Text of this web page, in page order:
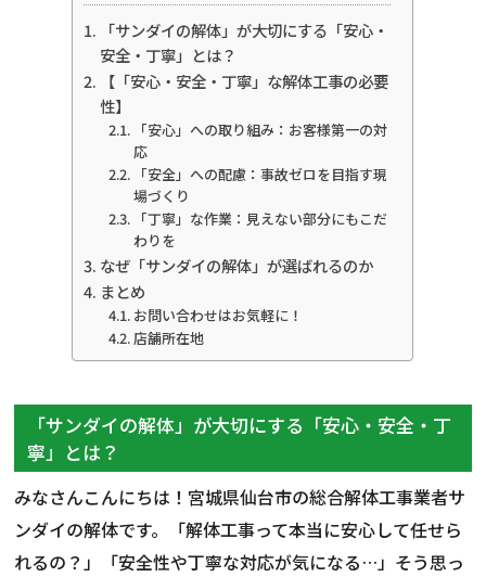
「サンダイの解体」が大切にする「安心・
安全・丁寧」とは？
【「安心・安全・丁寧」な解体工事の必要
性】
「安心」への取り組み：お客様第一の対
応
「安全」への配慮：事故ゼロを目指す現
場づくり
「丁寧」な作業：見えない部分にもこだ
わりを
なぜ「サンダイの解体」が選ばれるのか
まとめ
お問い合わせはお気軽に！
店舗所在地
「サンダイの解体」が大切にする「安心・安全・丁
寧」とは？
みなさんこんにちは！宮城県仙台市の総合解体工事業者サ
ンダイの解体です。「解体工事って本当に安心して任せら
れるの？」「安全性や丁寧な対応が気になる…」そう思っ